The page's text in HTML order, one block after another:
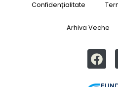
Confidențialitate
Arhiva Veche